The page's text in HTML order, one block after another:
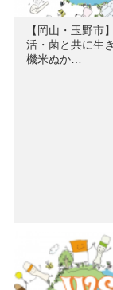
【岡山・玉野市
活・菌と共に生
機米ぬか…